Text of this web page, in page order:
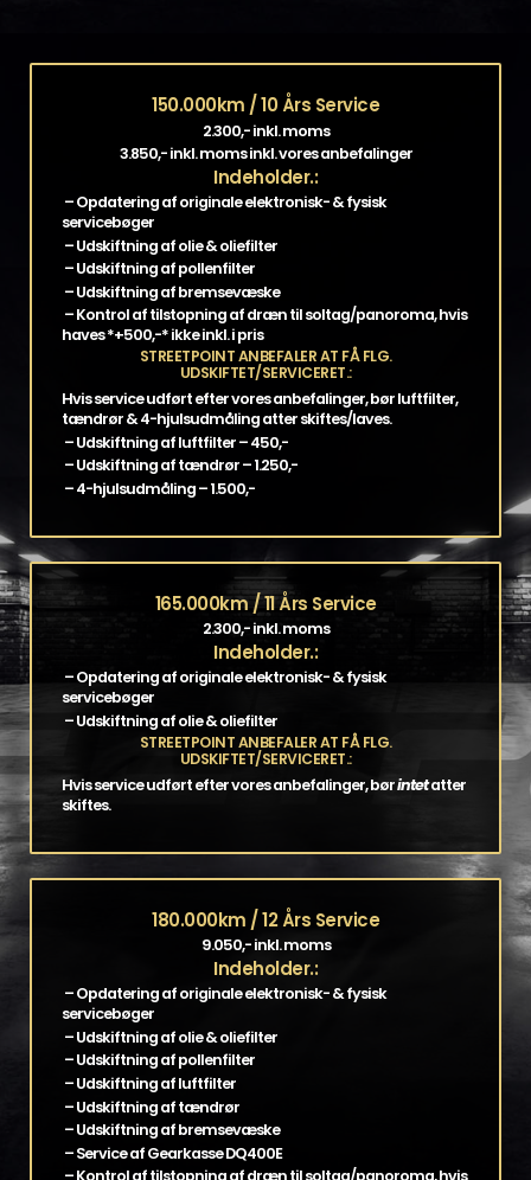
150.000km / 10 Års Service
2.300,- inkl. moms
3.850,- inkl. moms inkl. vores anbefalinger
Indeholder.:
– Opdatering af originale elektronisk- & fysisk
servicebøger
– Udskiftning af olie & oliefilter
– Udskiftning af pollenfilter
– Udskiftning af bremsevæske
– Kontrol af tilstopning af dræn til soltag/panoroma, hvis
haves *+500,-* ikke inkl. i pris
STREETPOINT ANBEFALER AT FÅ FLG.
UDSKIFTET/SERVICERET.:
Hvis service udført efter vores anbefalinger, bør luftfilter,
tændrør & 4-hjulsudmåling atter skiftes/laves.
– Udskiftning af luftfilter – 450,-
– Udskiftning af tændrør – 1.250,-
– 4-hjulsudmåling – 1.500,-
165.000km / 11 Års Service
2.300,- inkl. moms
Indeholder.:
– Opdatering af originale elektronisk- & fysisk
servicebøger
– Udskiftning af olie & oliefilter
STREETPOINT ANBEFALER AT FÅ FLG.
UDSKIFTET/SERVICERET.:
Hvis service udført efter vores anbefalinger, børintetatter
skiftes.
180.000km / 12 Års Service
9.050,- inkl. moms
Indeholder.:
– Opdatering af originale elektronisk- & fysisk
servicebøger
– Udskiftning af olie & oliefilter
– Udskiftning af pollenfilter
– Udskiftning af luftfilter
– Udskiftning af tændrør
– Udskiftning af bremsevæske
– Service af Gearkasse DQ400E